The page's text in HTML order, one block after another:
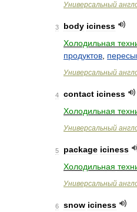
Универсальный
3 body iciness
Холодильная
продуктов
Универсальный
4 contact iciness
Холодильная
Универсальный
5 package iciness
Холодильная
Универсальный
6 snow iciness